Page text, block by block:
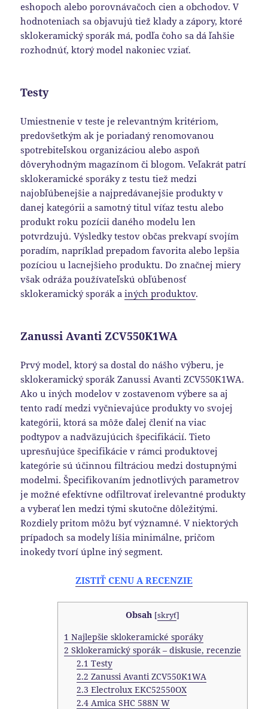
eshopoch alebo porovnávačoch cien a obchodov. V
hodnoteniach sa objavujú tiež klady a zápory, ktoré
sklokeramický sporák má, podľa čoho sa dá ľahšie
rozhodnúť, ktorý model nakoniec vziať.
Testy
Umiestnenie v teste je relevantným kritériom,
predovšetkým ak je poriadaný renomovanou
spotrebiteľskou organizáciou alebo aspoň
dôveryhodným magazínom či blogom. Veľakrát patrí
sklokeramické sporáky z testu tiež medzi
najobľúbenejšie a najpredávanejšie produkty v
danej kategórii a samotný titul víťaz testu alebo
produkt roku pozícii daného modelu len
potvrdzujú. Výsledky testov občas prekvapí svojím
poradím, napríklad prepadom favorita alebo lepšia
pozíciou u lacnejšieho produktu. Do značnej miery
však odráža používateľskú obľúbenosť
sklokeramický sporák ainých produktov.
Zanussi Avanti ZCV550K1WA
Prvý model, ktorý sa dostal do nášho výberu, je
sklokeramický sporák Zanussi Avanti ZCV550K1WA.
Ako u iných modelov v zostavenom výbere sa aj
tento radí medzi vyčnievajúce produkty vo svojej
kategórii, ktorá sa môže ďalej členiť na viac
podtypov a nadväzujúcich špecifikácií. Tieto
upresňujúce špecifikácie v rámci produktovej
kategórie sú účinnou filtráciou medzi dostupnými
modelmi. Špecifikovaním jednotlivých parametrov
je možné efektívne odfiltrovať irelevantné produkty
a vyberať len medzi tými skutočne dôležitými.
Rozdiely pritom môžu byť významné. V niektorých
prípadoch sa modely líšia minimálne, pričom
inokedy tvorí úplne iný segment.
ZISTIŤ CENU A RECENZIE
Obsah [skryť]
1 Najlepšie sklokeramické sporáky
2 Sklokeramický sporák – diskusie, recenzie
2.1 Testy
2.2 Zanussi Avanti ZCV550K1WA
2.3 Electrolux EKC52550OX
2.4Amica SHC 588N W